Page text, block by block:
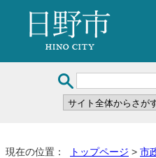
現在の位置： トップページ > 市